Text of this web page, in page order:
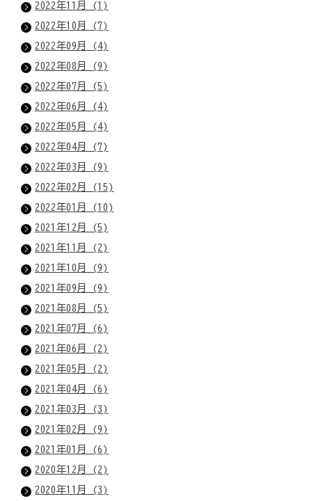
2022年11月 (1)
2022年10月 (7)
2022年09月 (4)
2022年08月 (9)
2022年07月 (5)
2022年06月 (4)
2022年05月 (4)
2022年04月 (7)
2022年03月 (9)
2022年02月 (15)
2022年01月 (10)
2021年12月 (5)
2021年11月 (2)
2021年10月 (9)
2021年09月 (9)
2021年08月 (5)
2021年07月 (6)
2021年06月 (2)
2021年05月 (2)
2021年04月 (6)
2021年03月 (3)
2021年02月 (9)
2021年01月 (6)
2020年12月 (2)
2020年11月 (3)